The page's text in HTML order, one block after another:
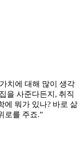
치에 대해 많이 생각
을 사준다든지, 취직
에 뭐가 있나? 바로 삶
로를 주죠.”